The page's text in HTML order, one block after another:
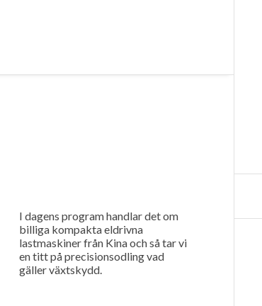
I dagens program handlar det om
billiga kompakta eldrivna
lastmaskiner från Kina och så tar vi
en titt på precisionsodling vad
gäller växtskydd.